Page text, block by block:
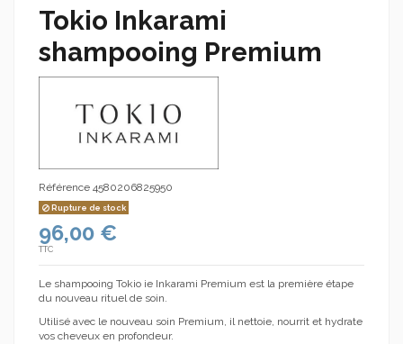
Tokio Inkarami
shampooing Premium
Référence 4580206825950
Rupture de stock
96,00 €
TTC
Le shampooing Tokio ie Inkarami Premium est la première étape
du nouveau rituel de soin.
Utilisé avec le nouveau soin Premium, il nettoie, nourrit et hydrate
vos cheveux en profondeur.